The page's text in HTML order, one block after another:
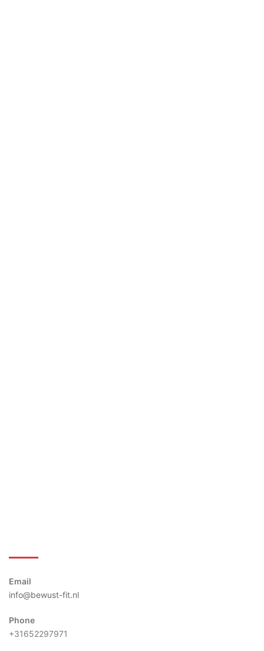
Email
info@bewust-fit.nl
Phone
+31652297971